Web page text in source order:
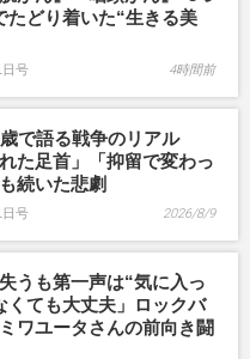
たどり着いた“生きる美
日号 4時間前
で語る戦争のリアル
た足首」「抑留で変わっ
続いた悲劇
日号 2026/8/9
うも第一声は“気に入っ
くても大丈夫」ロックバ
ワユータさんの前向き闘